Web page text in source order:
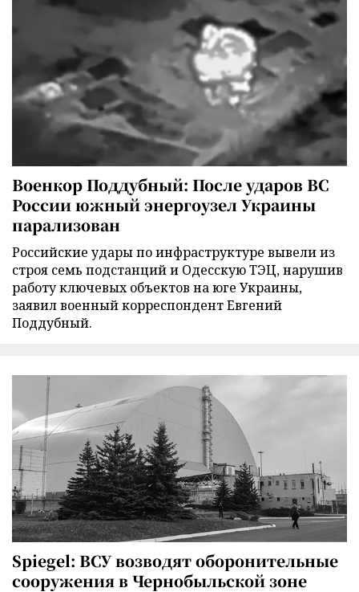
Военкор Поддубный: После ударов ВС
России южный энергоузел Украины
парализован
Российские удары по инфраструктуре вывели из
строя семь подстанций и Одесскую ТЭЦ, нарушив
работу ключевых объектов на юге Украины,
заявил военный корреспондент Евгений
Поддубный.
Spiegel: ВСУ возводят оборонительные
сооружения в Чернобыльской зоне